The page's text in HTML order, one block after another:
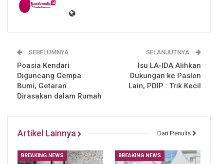
SEBELUMNYA
Poasia Kendari
Diguncang Gempa
Bumi, Getaran
Dirasakan dalam Rumah
SELANJUTNYA
Isu LA-IDA Alihkan
Dukungan ke Paslon
Lain, PDIP : Trik Kecil
Artikel Lainnya Dari Penulis
BREAKING NEWS BREAKING NEWS